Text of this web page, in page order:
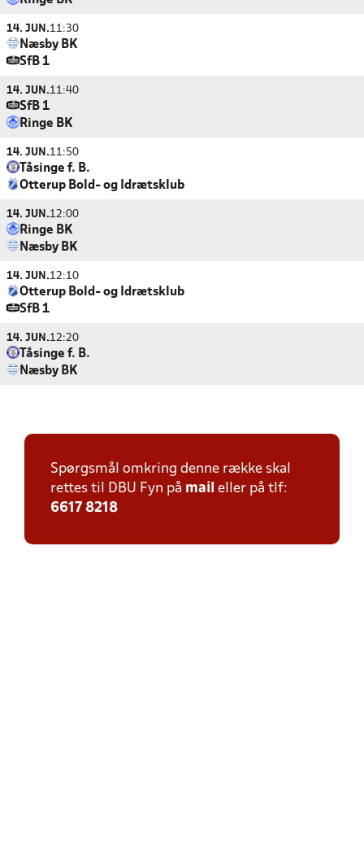
14. JUN.11:30
Næsby BK
SfB 1
14. JUN.11:40
SfB 1
Ringe BK
14. JUN.11:50
Tåsinge f. B.
Otterup Bold- og Idrætsklub
14. JUN.12:00
Ringe BK
Næsby BK
14. JUN.12:10
Otterup Bold- og Idrætsklub
SfB 1
14. JUN.12:20
Tåsinge f. B.
Næsby BK
Spørgsmål omkring denne række skal
rettes til DBU Fyn på mail eller på tlf:
6617 8218